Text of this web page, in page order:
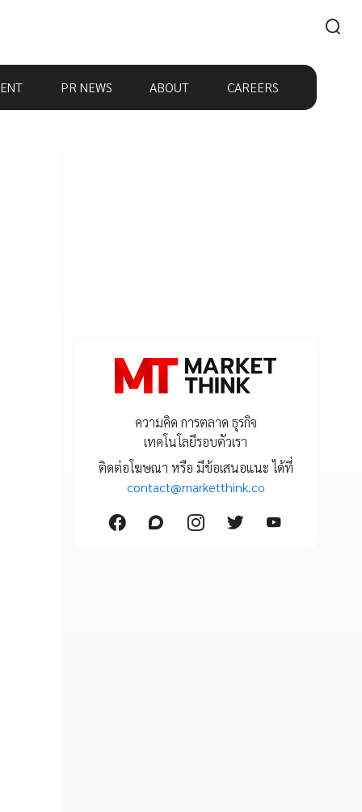
PR NEWS ABOUT CAREERS
ความคิด การตลาด ธุรกิจ
เทคโนโลยีรอบตัวเรา
ติดต่อโฆษณา หรือ มีข้อเสนอแนะ ได้ที่
contact@marketthink.co